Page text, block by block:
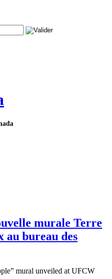
murale Terre
au bureau des